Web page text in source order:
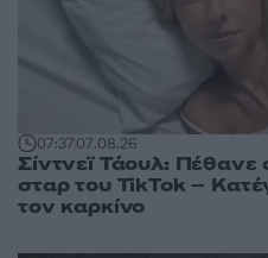
07:3707.08.26
Σίντνεϊ Τάουλ:
σταρ του TikTok –
τον καρκίνο